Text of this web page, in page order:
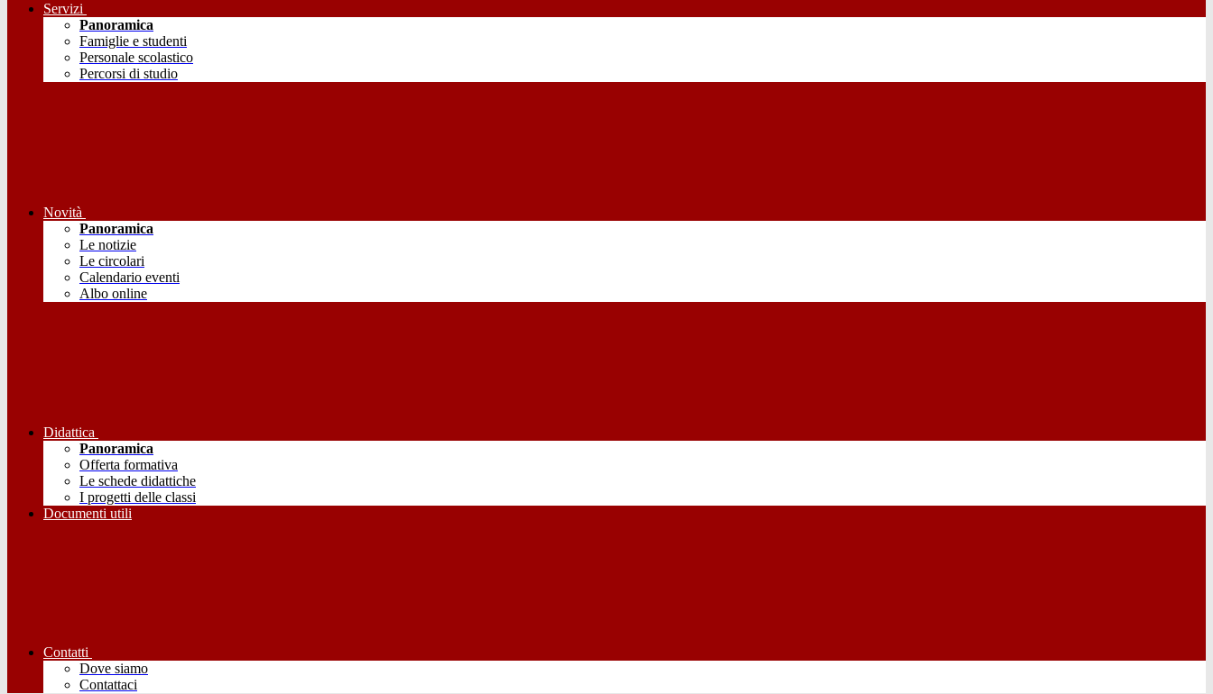
Servizi
Panoramica
Famiglie e studenti
Personale scolastico
Percorsi di studio
Novità
Panoramica
Le notizie
Le circolari
Calendario eventi
Albo online
Didattica
Panoramica
Offerta formativa
Le schede didattiche
I progetti delle classi
Documenti utili
Contatti
Dove siamo
Contattaci